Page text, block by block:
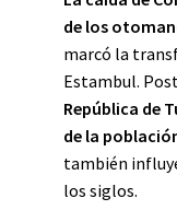
de los
marcó la
Estambul.
República de
de la
también
los siglos.